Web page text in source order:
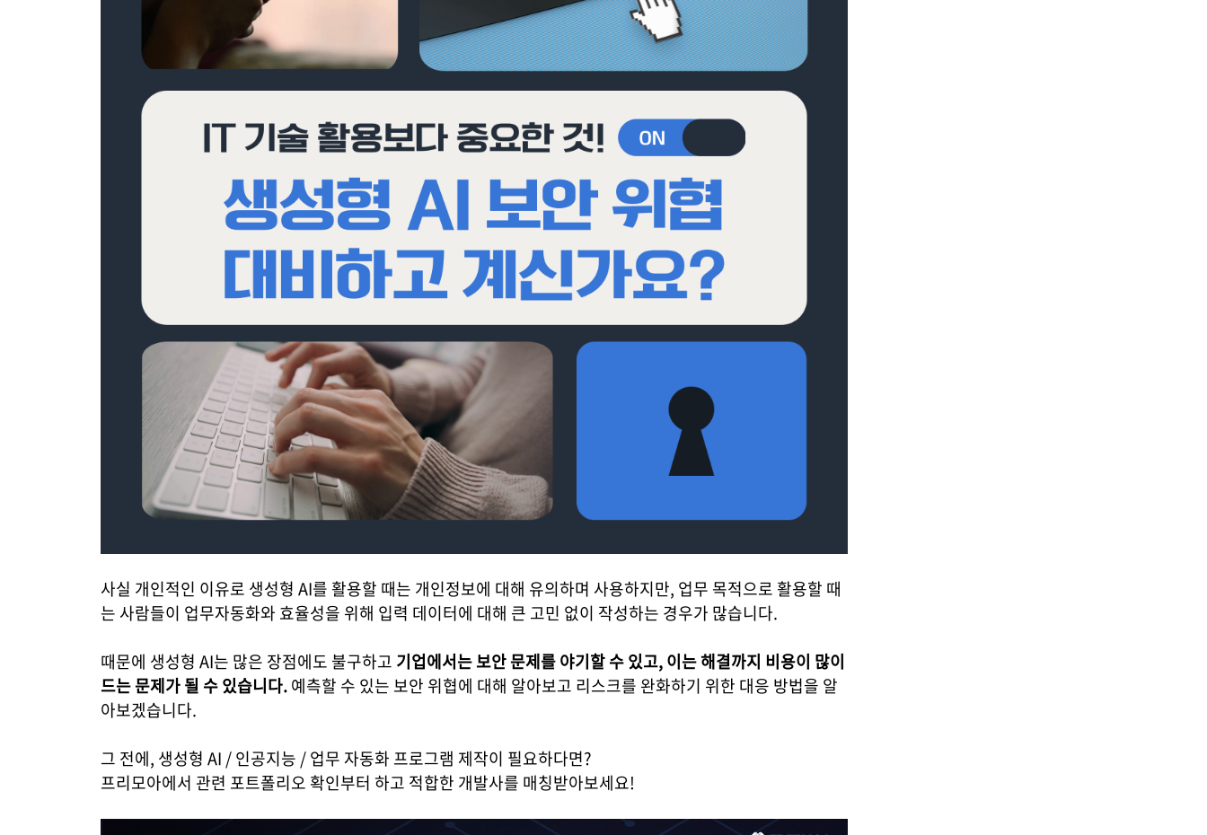
사실 개인적인 이유로 생성형 AI를 활용할 때는 개인정보에 대해 유의하며 사용하지만, 업무 목적으로 활용할 때
는 사람들이 업무자동화와 효율성을 위해 입력 데이터에 대해 큰 고민 없이 작성하는 경우가 많습니다.
때문에 생성형 AI는 많은 장점에도 불구하고 기업에서는보안 문제를 야기할 수 있고, 이는 해결까지 비용이 많이
드는 문제가 될 수 있습니다.예측할 수 있는 보안 위협에 대해 알아보고 리스크를 완화하기 위한 대응 방법을 알
아보겠습니다.
그 전에, 생성형 AI / 인공지능 / 업무 자동화 프로그램 제작이 필요하다면?
프리모아에서 관련 포트폴리오 확인부터 하고 적합한 개발사를 매칭받아보세요!